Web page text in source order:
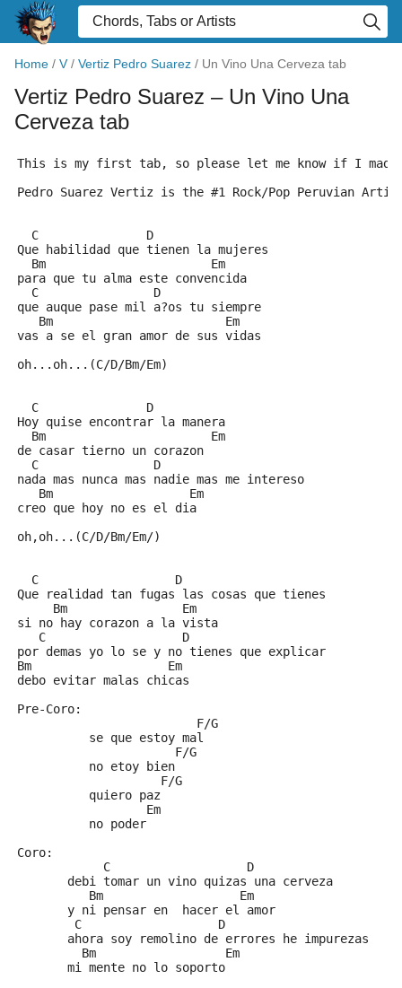
Home / V / Vertiz Pedro Suarez / Un Vino Una Cerveza tab
Vertiz Pedro Suarez – Un Vino Una
Cerveza tab
This is my first tab, so please let me know if I
Pedro Suarez Vertiz is the #1 Rock/Pop Peruvian
  C               D
Que habilidad que tienen la mujeres
  Bm                       Em
para que tu alma este convencida
  C                D
que auque pase mil a?os tu siempre
   Bm                        Em
vas a se el gran amor de sus vidas
oh...oh...(C/D/Bm/Em)
  C               D
Hoy quise encontrar la manera
  Bm                       Em
de casar tierno un corazon
  C                D
nada mas nunca mas nadie mas me intereso
   Bm                   Em
creo que hoy no es el dia
oh,oh...(C/D/Bm/Em/)
  C                   D
Que realidad tan fugas las cosas que tienes
     Bm                Em
si no hay corazon a la vista
   C                   D
por demas yo lo se y no tienes que explicar
Bm                   Em
debo evitar malas chicas
Pre-Coro:
                         F/G
          se que estoy mal
                      F/G
          no etoy bien
                    F/G
          quiero paz
                  Em
          no poder
Coro:
            C                   D
       debi tomar un vino quizas una cerveza
          Bm                   Em
       y ni pensar en  hacer el amor
        C                   D
       ahora soy remolino de errores he impurezas
         Bm                  Em
       mi mente no lo soporto